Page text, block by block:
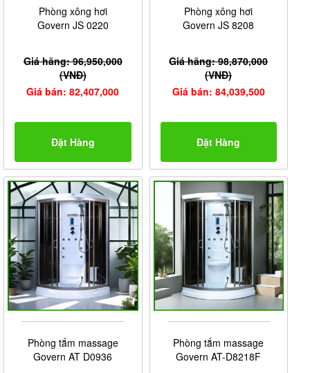
Phòng xông hơi
Govern JS 0220
Giá hãng: 96,950,000
(VNĐ)
Giá bán: 82,407,000
Đặt Hàng
Phòng xông hơi
Govern JS 8208
Giá hãng: 98,870,000
(VNĐ)
Giá bán: 84,039,500
Đặt Hàng
Phòng tắm massage
Govern AT D0936
Phòng tắm massage
Govern AT-D8218F